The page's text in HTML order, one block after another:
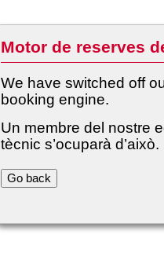
Motor de reserves
We have switched off
booking engine.
Un membre del nostre
tècnic s’ocuparà d’això.